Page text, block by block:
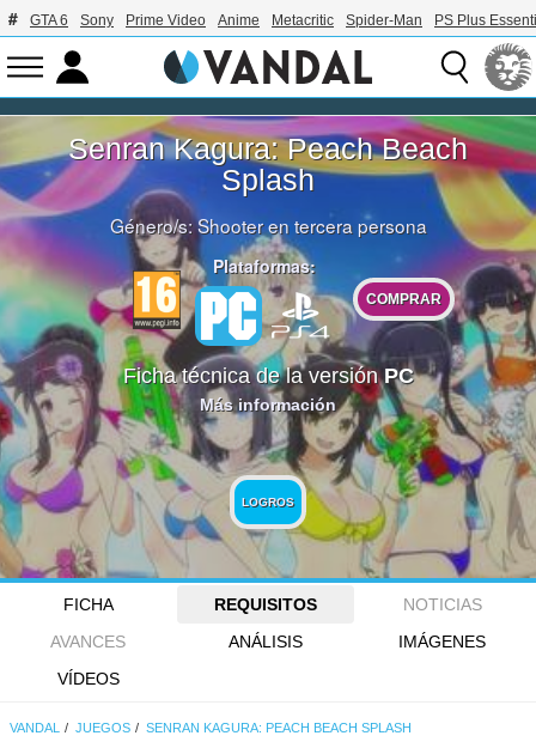
GTA 6 Sony Prime Video Anime Metacritic Spider-Man PS Plus
Senran Kagura: Peach Beach
Splash
Género/s:Shooter en tercera persona
Plataformas:
COMPRAR
Ficha técnica de la versiónPC
Más información
LOGROS
FICHA REQUISITOS
NOTICIAS
AVANCES
ANÁLISIS
IMÁGENES
VÍDEOS
VANDAL JUEGOS SENRAN KAGURA: PEACH BEACH SPLASH